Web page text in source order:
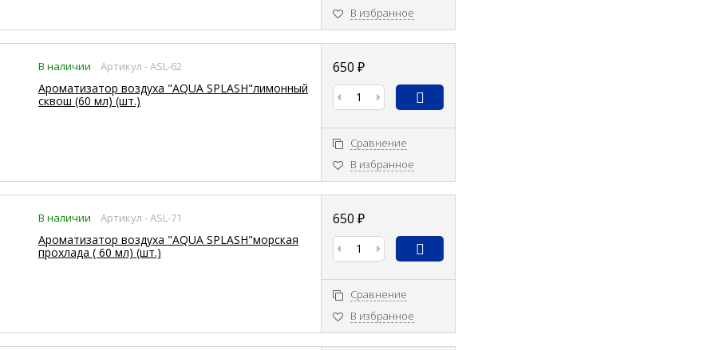
В избранное
В наличии Артикул - ASL-62
Ароматизатор воздуха "AQUA SPLASH"лимонный
сквош (60 мл) (шт.)
650 ₽
Сравнение
В избранное
В наличии Артикул - ASL-71
Ароматизатор воздуха "AQUA SPLASH"морская
прохлада ( 60 мл) (шт.)
650 ₽
Сравнение
В избранное